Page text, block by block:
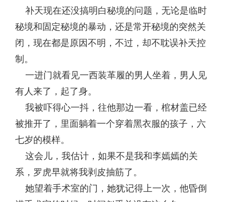
补天现在还没搞明白秘境的问题，无论是临时
秘境和固定秘境的暴动，还是常开秘境的突然关
闭，现在都是原因不明，不过，却不耽误补天控
制。
一进门就看见一西装革履的男人坐着，男人见
有人来了，起了身。
我被吓得心一抖，往他那边一看，棺材盖已经
被推开了，里面躺着一个穿着黑衣服的孩子，六
七岁的模样。
这会儿，我估计，如果不是我和李嫣嫣的关
系，罗虎早就将我剥皮抽筋了。
她望着手术室的门，她犹记得上一次，他昏倒